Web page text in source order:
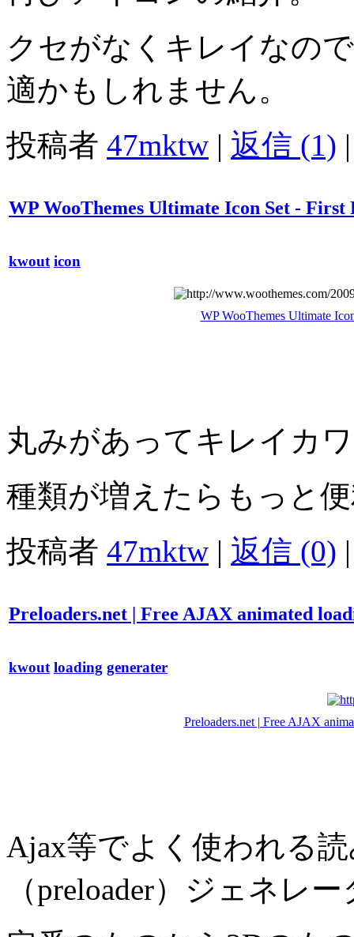
クセがなくキレイなの
適かもしれません。
投稿者 47mktw | 返信 (1)
WP WooThemes Ultimate Icon Set - First
kwout icon
WP WooThemes Ultimate
丸みがあってキレイカ
種類が増えたらもっと
投稿者 47mktw | 返信 (0)
Preloaders.net | Free AJAX animated
kwout loading generater
Preloaders.net | Free AJAX
Ajax等でよく使われる
（preloader）ジェネレ